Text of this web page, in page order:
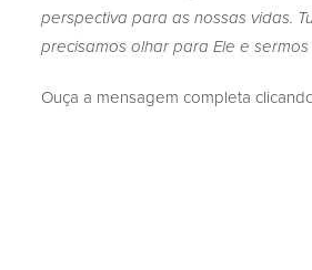
perspectiva para as nossas vidas.
precisamos olhar para Ele e sermos
Ouça a mensagem completa